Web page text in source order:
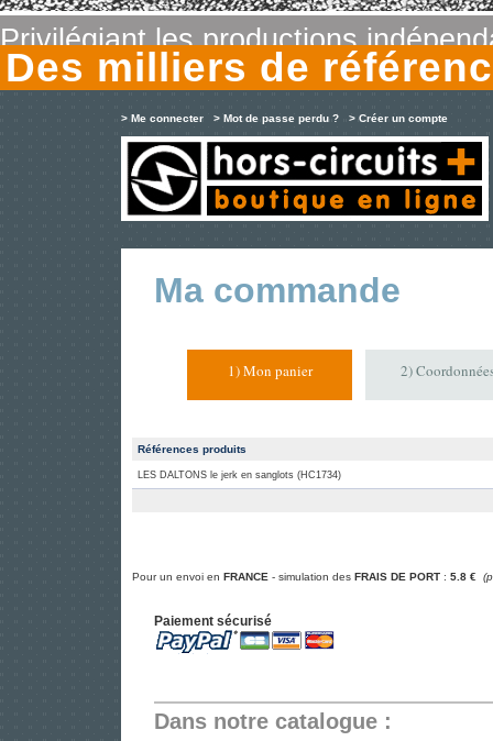
Privilégiant les productions
Des milliers de
> Me connecter > Mot de passe perdu ? > Créer un compte
Ma commande
1) Mon panier 2)
Références produits
LES DALTONS le jerk en sanglots (HC1734)
Pour un envoi en FRANCE - simulation des FRAIS DE PORT : 5.8 €
Paiement sécurisé
Dans notre catalogue :